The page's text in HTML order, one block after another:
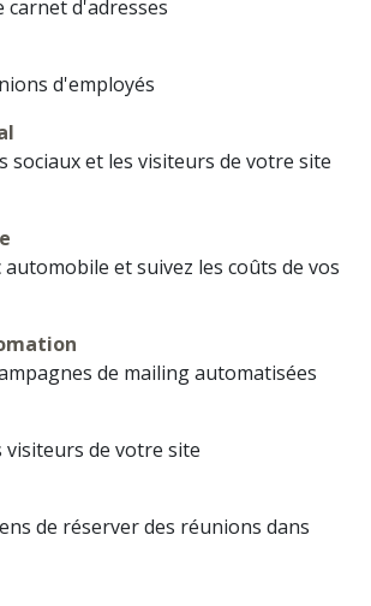
carnet d'adresses
d'employés
sociaux et les visiteurs de votre site
et suivez les coûts de vos
de mailing automatisées
visiteurs de votre site
de réserver des réunions dans